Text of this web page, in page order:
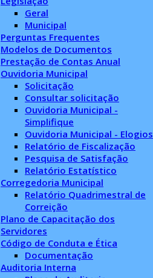
Geral
Municipal
Perguntas Frequentes
Modelos de Documentos
Prestação de Contas Anual
Ouvidoria Municipal
Solicitação
Consultar solicitação
Ouvidoria Municipal -
Simplifique
Ouvidoria Municipal - Elogios
Relatório de Fiscalização
Pesquisa de Satisfação
Relatório Estatístico
Corregedoria Municipal
Relatório Quadrimestral de
Correição
Plano de Capacitação dos
Servidores
Código de Conduta e Ética
Documentação
Auditoria Interna